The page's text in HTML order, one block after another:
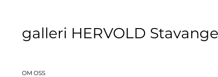
OM OSS
galleri HERVOLD